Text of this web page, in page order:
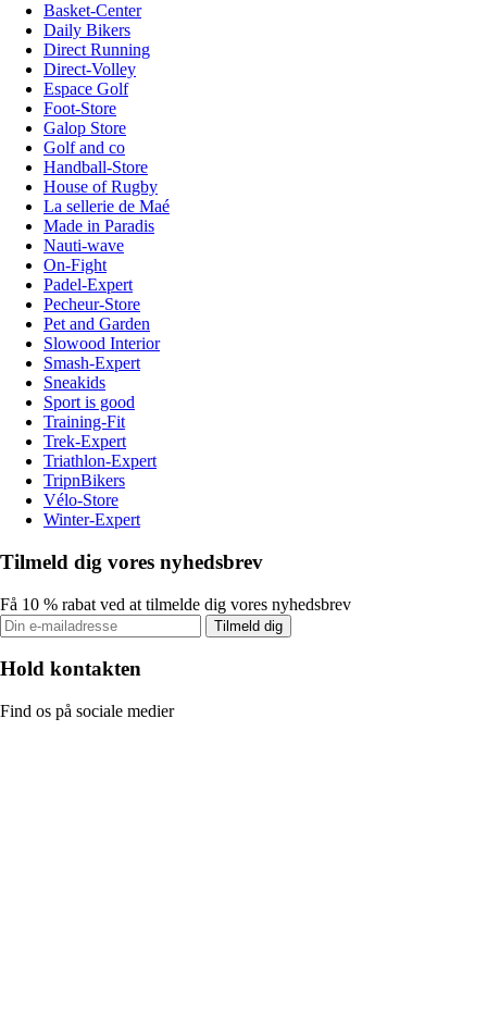
Basket-Center
Daily Bikers
Direct Running
Direct-Volley
Espace Golf
Foot-Store
Galop Store
Golf and co
Handball-Store
House of Rugby
La sellerie de Maé
Made in Paradis
Nauti-wave
On-Fight
Padel-Expert
Pecheur-Store
Pet and Garden
Slowood Interior
Smash-Expert
Sneakids
Sport is good
Training-Fit
Trek-Expert
Triathlon-Expert
TripnBikers
Vélo-Store
Winter-Expert
Tilmeld dig vores nyhedsbrev
Få 10 % rabat ved at tilmelde dig vores nyhedsbrev
Tilmeld dig
Hold kontakten
Find os på sociale medier